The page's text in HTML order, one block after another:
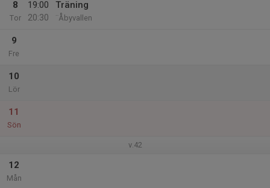
8
Tor
19:00
20:30
Träning
¨Åbyvallen
9
Fre
10
Lör
11
Sön
v.42
12
Mån